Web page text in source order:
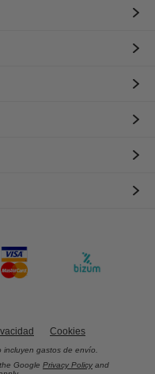
Cookies
incluyen gastos de envío.
Google Privacy Policy and